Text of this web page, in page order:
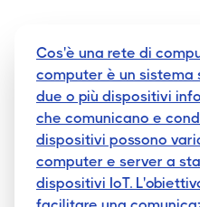
Cos'è una rete di
computer è un
due o più dispositivi
che comunicano e
dispositivi possono
computer e server a
dispositivi IoT.